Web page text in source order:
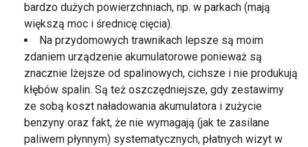
bardzo dużych powierzchniach, np. w parkach (mają
większą moc i średnicę cięcia).
Na przydomowych trawnikach lepsze są moim
zdaniem urządzenie akumulatorowe ponieważ są
znacznie lżejsze od spalinowych, cichsze i nie produkują
kłębów spalin. Są też oszczędniejsze, gdy zestawimy
ze sobą koszt naładowania akumulatora i zużycie
benzyny oraz fakt, że nie wymagają (jak te zasilane
paliwem płynnym) systematycznych, płatnych wizyt w